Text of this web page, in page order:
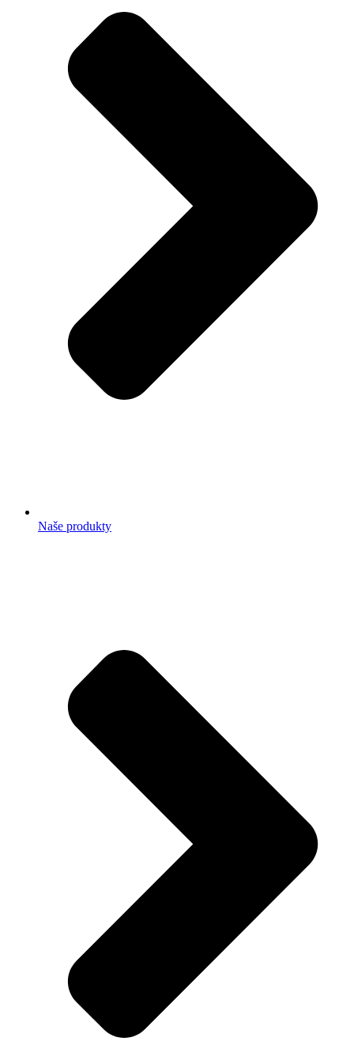
Naše produkty